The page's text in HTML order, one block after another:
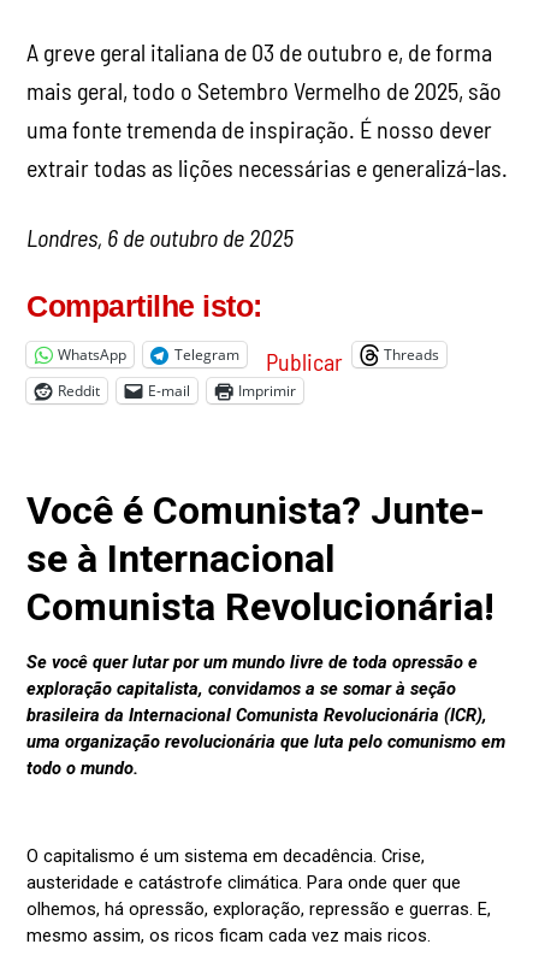
A greve geral italiana de 03 de outubro e, de forma
mais geral, todo o Setembro Vermelho de 2025, são
uma fonte tremenda de inspiração. É nosso dever
extrair todas as lições necessárias e generalizá-las.
Londres, 6 de outubro de 2025
Compartilhe isto:
WhatsApp Telegram Publicar
Threads
Reddit
E-mail Imprimir